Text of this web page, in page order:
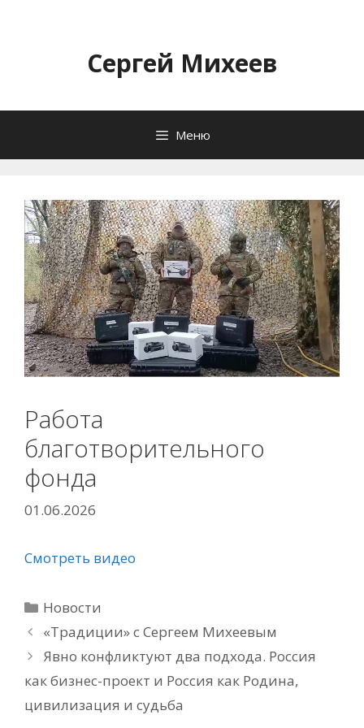
содержимомуСергей Михеев
Меню
Работа
благотворительного
фонда
01.06.2026
Смотреть видео
Рубрики
Новости
«Традиции» с Сергеем Михеевым
Явно конфликтуют два подхода. Россия
как бизнес-проект и Россия как Родина,
цивилизация и судьба